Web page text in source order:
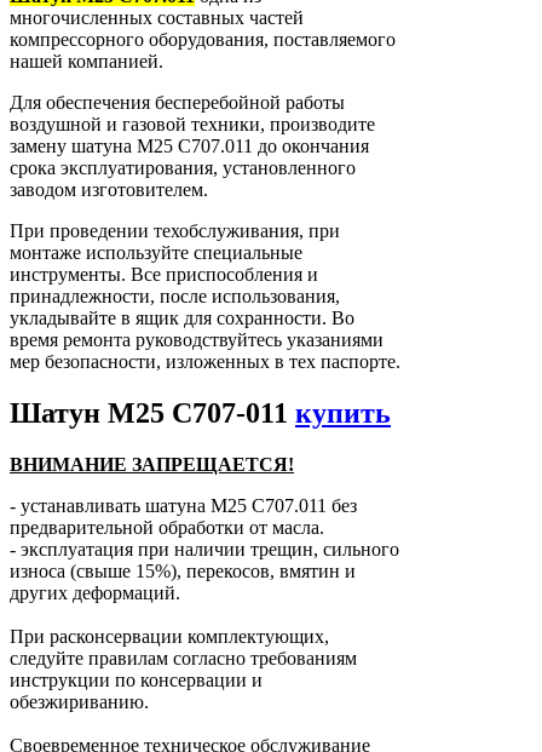
многочисленных составных частей
компрессорного оборудования, поставляемого
нашей компанией.
Для обеспечения бесперебойной работы
воздушной и газовой техники, производите
замену шатуна М25 С707.011 до окончания
срока эксплуатирования, установленного
заводом изготовителем.
При проведении техобслуживания, при
монтаже используйте специальные
инструменты. Все приспособления и
принадлежности, после использования,
укладывайте в ящик для сохранности. Во
время ремонта руководствуйтесь указаниями
мер безопасности, изложенных в тех паспорте.
Шатун М25 С707-011 купить
ВНИМАНИЕ ЗАПРЕЩАЕТСЯ!
- устанавливать шатуна М25 С707.011 без
предварительной обработки от масла.
- эксплуатация при наличии трещин, сильного
износа (свыше 15%), перекосов, вмятин и
других деформаций.
При расконсервации комплектующих,
следуйте правилам согласно требованиям
инструкции по консервации и
обезжириванию.
Своевременное техническое обслуживание